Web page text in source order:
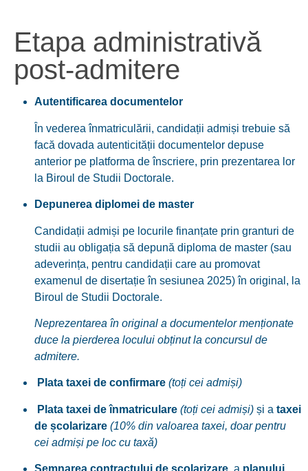
Etapa administrativă
post-admitere
Autentificarea documentelor
În vederea înmatriculării, candidații admiși trebuie să
facă dovada autenticității documentelor depuse
anterior pe platforma de înscriere, prin prezentarea lor
la Biroul de Studii Doctorale.
Depunerea diplomei de master
Candidații admiși pe locurile finanțate prin granturi de
studii au obligația să depună diploma de master (sau
adeverința, pentru candidații care au promovat
examenul de disertație în sesiunea 2025) în original, la
Biroul de Studii Doctorale.
Neprezentarea în original a documentelor menționate
duce la pierderea locului obținut la concursul de
admitere.
Plata taxei de confirmare (toți cei admiși)
Plata taxei de înmatriculare (toți cei admiși) și a taxei
de școlarizare (10% din valoarea taxei, doar pentru
cei admiși pe loc cu taxă)